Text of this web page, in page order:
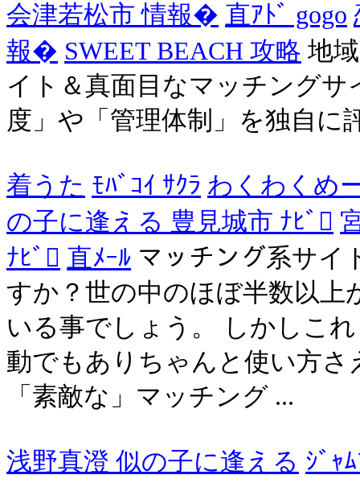
会津若松市 情報� 直ｱﾄﾞ gogo
報� SWEET BEACH 攻略 地
イト＆真面目なマッチング
度」や「管理体制」を独自に
着うた ﾓﾊﾞｺｲ ｻｸﾗ わくわくめ
の子に逢える 豊見城市 ﾅﾋﾞ
ﾅﾋﾞ 直ﾒｰﾙ マッチング系サイ
すか？世の中のほぼ半数以上
いる事でしょう。 しかしこ
動でもありちゃんと使い方
「素敵な」マッチング ...
浅野真澄 似の子に逢える ｼﾞｬ